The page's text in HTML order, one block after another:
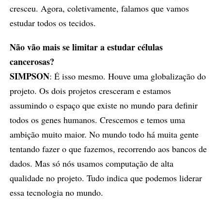
cresceu. Agora, coletivamente, falamos que vamos
estudar todos os tecidos.
Não vão mais se limitar a estudar células
cancerosas?
SIMPSON: É isso mesmo. Houve uma globalização do
projeto. Os dois projetos cresceram e estamos
assumindo o espaço que existe no mundo para definir
todos os genes humanos. Crescemos e temos uma
ambição muito maior. No mundo todo há muita gente
tentando fazer o que fazemos, recorrendo aos bancos de
dados. Mas só nós usamos computação de alta
qualidade no projeto. Tudo indica que podemos liderar
essa tecnologia no mundo.